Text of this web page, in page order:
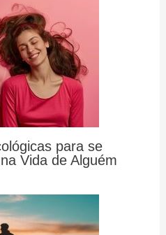
para se
Vida de Alguém